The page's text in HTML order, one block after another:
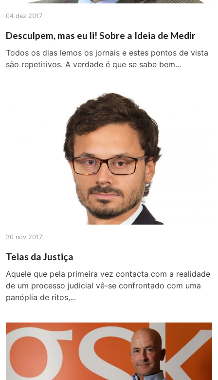
04 dez 2017
Desculpem, mas eu li! Sobre a Ideia de Medir
Todos os dias lemos os jornais e estes pontos de vista
são repetitivos. A verdade é que se sabe bem...
30 nov 2017
Teias da Justiça
Aquele que pela primeira vez contacta com a realidade
de um processo judicial vê-se confrontado com uma
panóplia de ritos,...